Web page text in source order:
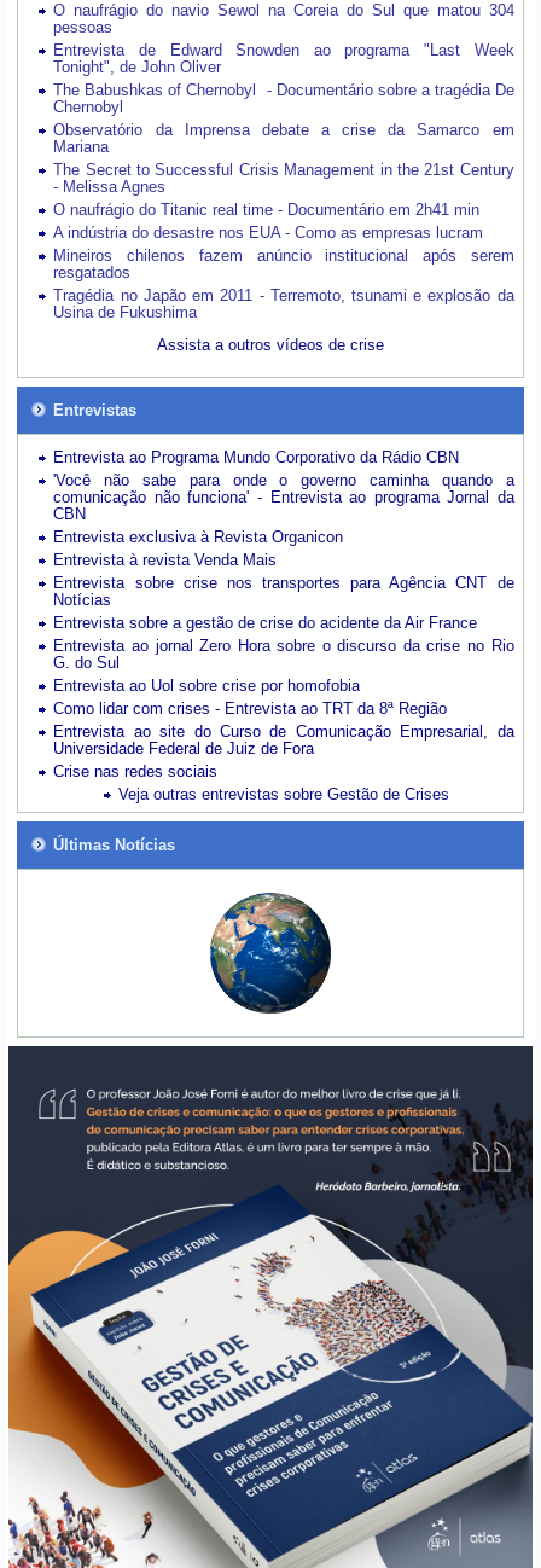
O naufrágio do navio Sewol na Coreia do Sul que matou 304
pessoas
Entrevista de Edward Snowden ao programa "Last Week
Tonight", de John Oliver
The Babushkas of Chernobyl - Documentário sobre a tragédia De
Chernobyl
Observatório da Imprensa debate a crise da Samarco em
Mariana
The Secret to Successful Crisis Management in the 21st Century
- Melissa Agnes
O naufrágio do Titanic real time - Documentário em 2h41 min
A indústria do desastre nos EUA - Como as empresas lucram
Mineiros chilenos fazem anúncio institucional após serem
resgatados
Tragédia no Japão em 2011 - Terremoto, tsunami e explosão da
Usina de Fukushima
Assista a outros vídeos de crise
Entrevistas
Entrevista ao Programa Mundo Corporativo da Rádio CBN
'Você não sabe para onde o governo caminha quando a
comunicação não funciona' - Entrevista ao programa Jornal da
CBN
Entrevista exclusiva à Revista Organicon
Entrevista à revista Venda Mais
Entrevista sobre crise nos transportes para Agência CNT de
Notícias
Entrevista sobre a gestão de crise do acidente da Air France
Entrevista ao jornal Zero Hora sobre o discurso da crise no Rio
G. do Sul
Entrevista ao Uol sobre crise por homofobia
Como lidar com crises - Entrevista ao TRT da 8ª Região
Entrevista ao site do Curso de Comunicação Empresarial, da
Universidade Federal de Juiz de Fora
Crise nas redes sociais
Veja outras entrevistas sobre Gestão de Crises
Últimas Notícias